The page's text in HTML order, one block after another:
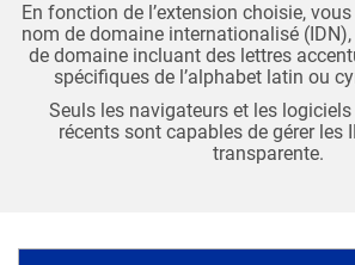
En fonction de l’extension choisie,
nom de domaine internationalisé (IDN),
de domaine incluant des lettres
spécifiques de l’alphabet latin ou
Seuls les navigateurs et les
récents sont capables de gérer les
transparente.